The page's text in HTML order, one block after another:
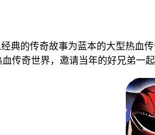
典的传奇故事为蓝本的大型热血
传奇世界，邀请当年的好兄弟一